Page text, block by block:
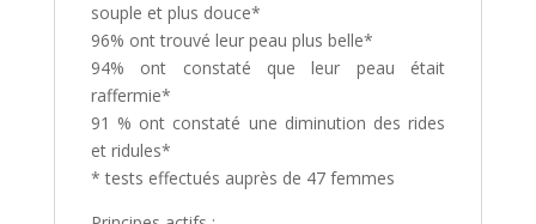
souple et plus douce*
96% ont trouvé leur peau plus belle*
94% ont constaté que leur peau était
raffermie*
91 % ont constaté une diminution des rides
et ridules*
* tests effectués auprès de 47 femmes